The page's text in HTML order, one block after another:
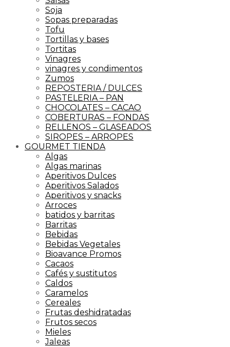
Soja
Sopas preparadas
Tofu
Tortillas y bases
Tortitas
Vinagres
vinagres y condimentos
Zumos
REPOSTERIA / DULCES
PASTELERIA – PAN
CHOCOLATES – CACAO
COBERTURAS – FONDAS
RELLENOS – GLASEADOS
SIROPES – ARROPES
GOURMET TIENDA
Algas
Algas marinas
Aperitivos Dulces
Aperitivos Salados
Aperitivos y snacks
Arroces
batidos y barritas
Barritas
Bebidas
Bebidas Vegetales
Bioavance Promos
Cacaos
Cafés y sustitutos
Caldos
Caramelos
Cereales
Frutas deshidratadas
Frutos secos
Mieles
Jaleas